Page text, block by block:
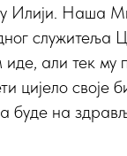
Илији. Наша
служитеља
али тек му
цијело своје
буде на